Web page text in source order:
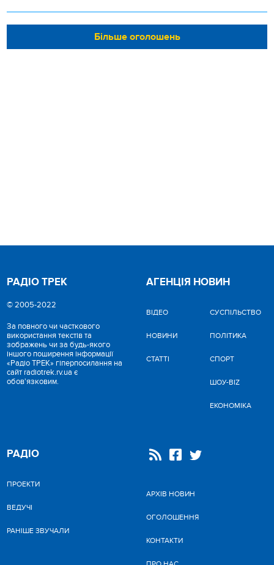
Більше оголошень
РАДІО ТРЕК
© 2005-2022
За повного чи часткового
використання текстів та
зображень чи за будь-якого
іншого поширення інформації
«Радіо ТРЕК» гіперпосилання на
сайт radiotrek.rv.ua є
обов'язковим.
АГЕНЦІЯ НОВИН
ВІДЕО
НОВИНИ
СТАТТІ
CУСПІЛЬСТВО
ПОЛІТИКА
СПОРТ
ШОУ-BIZ
ЕКОНОМІКА
РАДІО
ПРОЕКТИ
ВЕДУЧІ
РАНІШЕ ЗВУЧАЛИ
АРХІВ НОВИН
ОГОЛОШЕННЯ
КОНТАКТИ